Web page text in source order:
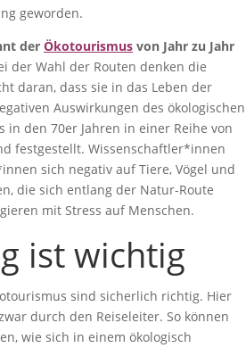
geworden.
der Ökotourismus von Jahr zu Jahr
der Wahl der Routen denken die
daran, dass sie in das Leben der
Auswirkungen des ökologischen
den 70er Jahren in einer Reihe von
festgestellt. Wissenschaftler*innen
sich negativ auf Tiere, Vögel und
die sich entlang der Natur-Route
mit Stress auf Menschen.
ist wichtig
sind sicherlich richtig. Hier
durch den Reiseleiter. So können
wie sich in einem ökologisch